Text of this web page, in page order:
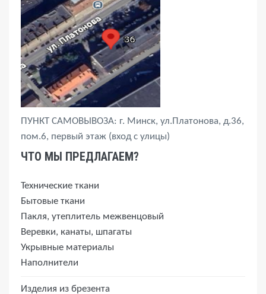
ПУНКТ САМОВЫВОЗА: г. Минск, ул.Платонова, д.36,
пом.6, первый этаж (вход с улицы)
ЧТО МЫ ПРЕДЛАГАЕМ?
Технические ткани
Бытовые ткани
Пакля, утеплитель межвенцовый
Веревки, канаты, шпагаты
Укрывные материалы
Наполнители
Изделия из брезента